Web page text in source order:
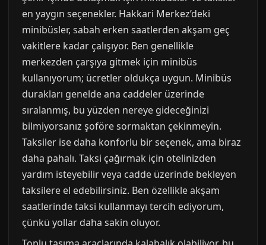
en yaygın seçenekler. Hakkari Merkez’deki
minibüsler, sabah erken saatlerden akşam geç
vakitlere kadar çalışıyor. Ben genellikle
merkezden çarşıya gitmek için minibüs
kullanıyorum; ücretler oldukça uygun. Minibüs
durakları genelde ana caddeler üzerinde
sıralanmış, bu yüzden nereye gideceğinizi
bilmiyorsanız şoföre sormaktan çekinmeyin.
Taksiler ise daha konforlu bir seçenek, ama biraz
daha pahalı. Taksi çağırmak için otelinizden
yardım isteyebilir veya cadde üzerinde bekleyen
taksilere el edebilirsiniz. Ben özellikle akşam
saatlerinde taksi kullanmayı tercih ediyorum,
çünkü yollar daha sakin oluyor.